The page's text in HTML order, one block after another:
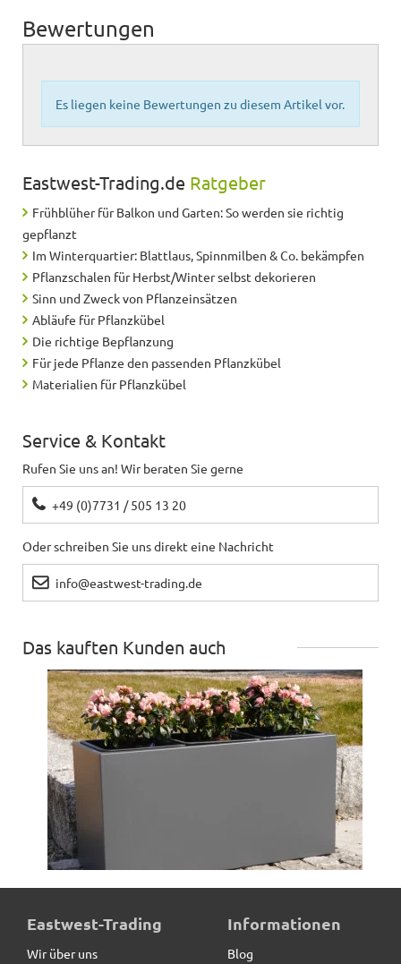
Bewertungen
Es liegen keine Bewertungen zu diesem Artikel vor.
Eastwest-Trading.de Ratgeber
Frühblüher für Balkon und Garten: So werden sie richtig
gepflanzt
Im Winterquartier: Blattlaus, Spinnmilben & Co. bekämpfen
Pflanzschalen für Herbst/Winter selbst dekorieren
Sinn und Zweck von Pflanzeinsätzen
Abläufe für Pflanzkübel
Die richtige Bepflanzung
Für jede Pflanze den passenden Pflanzkübel
Materialien für Pflanzkübel
Service & Kontakt
Rufen Sie uns an! Wir beraten Sie gerne
+49 (0)7731 / 505 13 20
Oder schreiben Sie uns direkt eine Nachricht
info@eastwest-trading.de
Das kauften Kunden auch
Pflanztrog aus Metall, anthrazit
Eastwest-Trading
Wir über uns
Informationen
Blog